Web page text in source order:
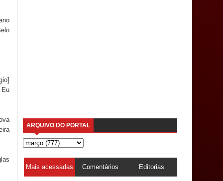
ARQUIVO DO PORTAL
Mais acessadas Comentários Editorias